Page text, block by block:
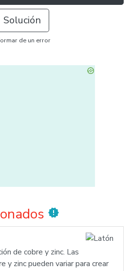
Solución
de un error
new_releases
de cobre y zinc. Las
y zinc pueden variar para crear